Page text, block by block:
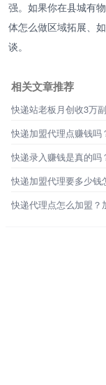
强。如果你在县城有
体怎么做区域拓展、
谈。
相关文章推荐
快递站老板月创收3万
快递加盟代理点赚钱吗
快递录入赚钱是真的吗
快递加盟代理要多少钱
快递代理点怎么加盟？